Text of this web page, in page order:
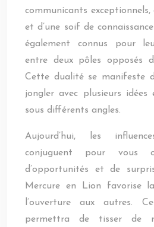
communicants
et d’une soif de
également connus pour
entre deux pôles opposés
Cette dualité se manifeste
jongler avec plusieurs
sous différents angles.
Aujourd’hui, les
conjuguent pour vous
d’opportunités et de
Mercure en Lion favorise
l’ouverture aux autres.
permettra de tisser de